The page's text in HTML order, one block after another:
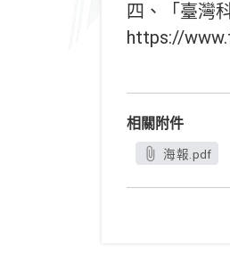
四、「臺灣
https://
相關附件
海報.pdf